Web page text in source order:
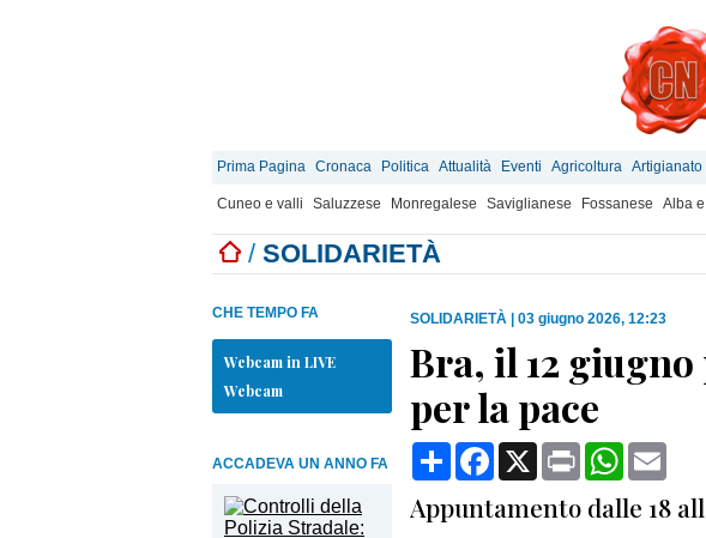
Prima Pagina Cronaca Politica Attualità Eventi Agricoltura Artigianato
Cuneo e valli Saluzzese Monregalese Saviglianese Fossanese Alba
/ SOLIDARIETÀ
CHE TEMPO FA
Webcam in LIVE
Webcam
ACCADEVA UN ANNO FA
SOLIDARIETÀ 03 giugno 2026, 12:23
Bra, il 12
per la pace
CondividiFacebook
X Print WhatsApp
Appuntamento dalle 18